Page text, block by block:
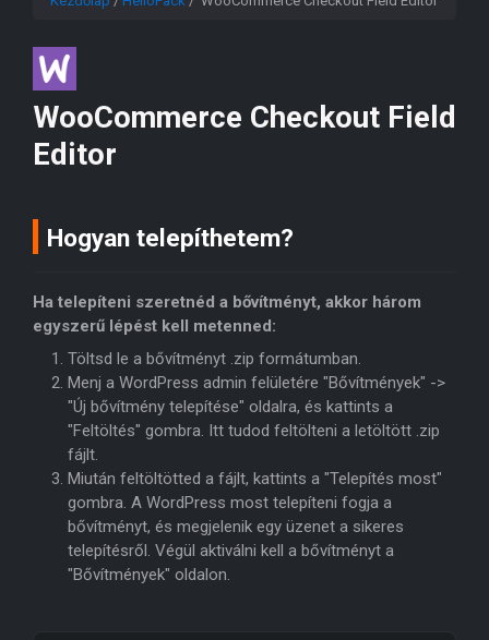
WooCommerce Checkout Field
Editor
Hogyan telepíthetem?
Ha telepíteni szeretnéd a bővítményt, akkor három
egyszerű lépést kell metenned:
Töltsd le a bővítményt .zip formátumban.
Menj a WordPress admin felületére "Bővítmények" ->
"Új bővítmény telepítése" oldalra, és kattints a
"Feltöltés" gombra. Itt tudod feltölteni a letöltött .zip
fájlt.
Miután feltöltötted a fájlt, kattints a "Telepítés most"
gombra. A WordPress most telepíteni fogja a
bővítményt, és megjelenik egy üzenet a sikeres
telepítésről. Végül aktiválni kell a bővítményt a
"Bővítmények" oldalon.